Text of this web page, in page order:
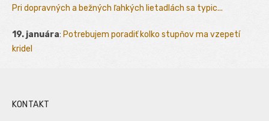
Pri dopravných a bežných ľahkých lietadlách sa typic...
19. januára: Potrebujem poradiť kolko stupňov ma vzepetí
kridel
KONTAKT